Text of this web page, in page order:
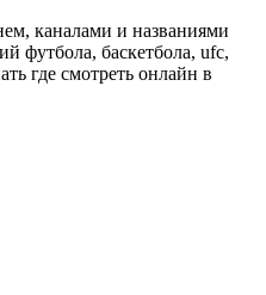
каналами и названиями
футбола, баскетбола, ufc,
где смотреть онлайн в